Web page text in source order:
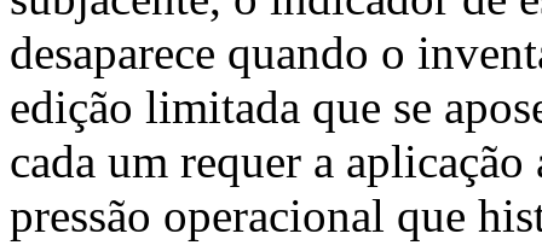
desaparece quando o
edição limitada que se
cada um requer a
pressão operacional que